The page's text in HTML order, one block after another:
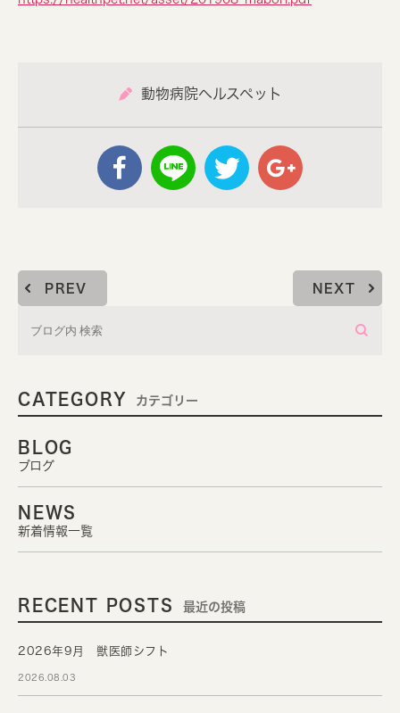
動物病院ヘルスペット
PREV NEXT
CATEGORY カテゴリー
BLOG
ブログ
NEWS
新着情報一覧
RECENT POSTS 最近の投稿
2026年9月 獣医師シフト
2026.08.03